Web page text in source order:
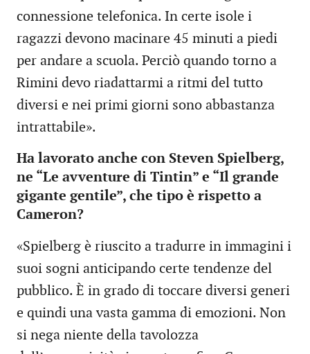
connessione telefonica. In certe isole i
ragazzi devono macinare 45 minuti a piedi
per andare a scuola. Perciò quando torno a
Rimini devo riadattarmi a ritmi del tutto
diversi e nei primi giorni sono abbastanza
intrattabile».
Ha lavorato anche con Steven Spielberg,
ne “Le avventure di Tintin” e “Il grande
gigante gentile”, che tipo è rispetto a
Cameron?
«Spielberg è riuscito a tradurre in immagini i
suoi sogni anticipando certe tendenze del
pubblico. È in grado di toccare diversi generi
e quindi una vasta gamma di emozioni. Non
si nega niente della tavolozza